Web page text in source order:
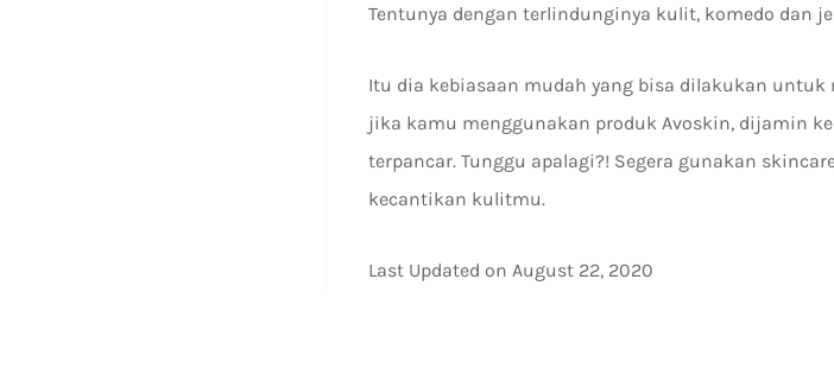
Tentunya dengan terlindunginya kulit, komedo dan
Itu dia kebiasaan mudah yang bisa dilakukan
jika kamu menggunakan produk Avoskin, dijamin
terpancar. Tunggu apalagi?! Segera gunakan
kecantikan kulitmu.
Last Updated on August 22, 2020